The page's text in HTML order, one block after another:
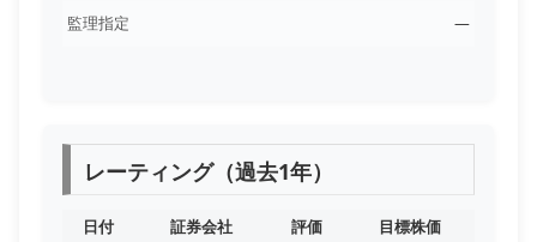
監理指定 ―
レーティング（過去1年）
日付 証券会社 評価
目標株価